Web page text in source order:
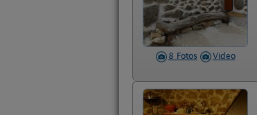
8 Fotos Video